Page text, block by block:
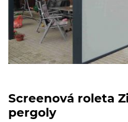
Screenová roleta
pergoly